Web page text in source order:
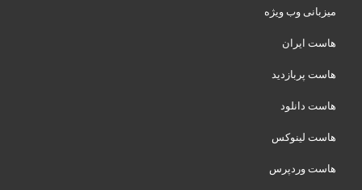
میزبانی وب ویژه
هاست ایران
هاست پربازدید
هاست دانلود
هاست لینوکس
هاست وردپرس